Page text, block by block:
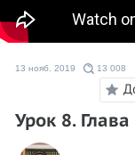
13 нояб. 2019 13 008
Урок 8.